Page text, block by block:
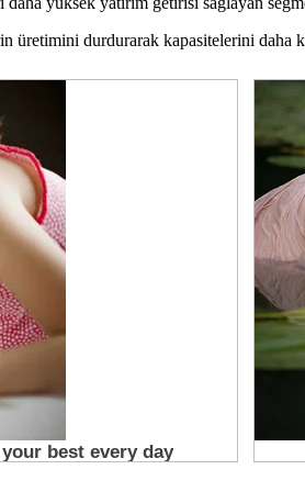
durdurarak kapasitelerini daha